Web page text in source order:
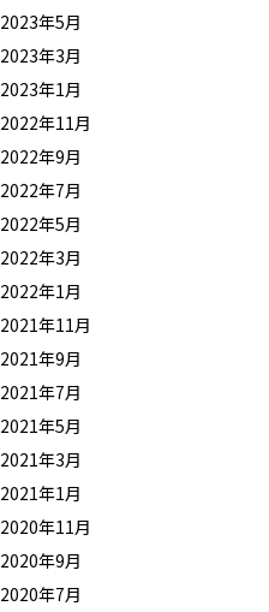
2023年5月
2023年3月
2023年1月
2022年11月
2022年9月
2022年7月
2022年5月
2022年3月
2022年1月
2021年11月
2021年9月
2021年7月
2021年5月
2021年3月
2021年1月
2020年11月
2020年9月
2020年7月